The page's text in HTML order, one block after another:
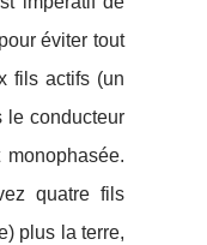
éviter tout
fils actifs (un
le conducteur
quatre fils
plus la terre,